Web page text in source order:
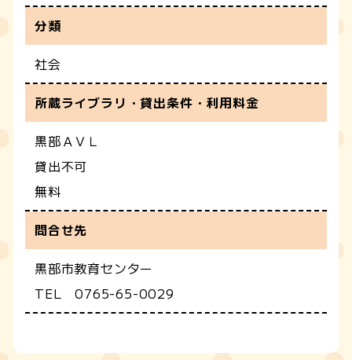
分類
社会
所蔵ライブラリ・貸出条件・利用料金
黒部ＡＶＬ
貸出不可
無料
問合せ先
黒部市教育センター
TEL 0765-65-0029